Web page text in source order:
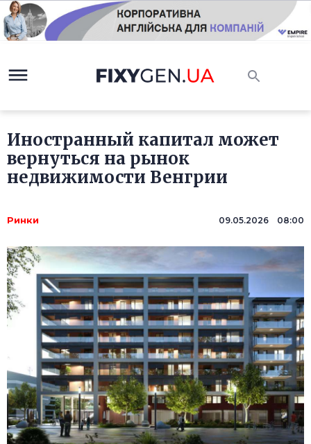
Иностранный капитал может
вернуться на рынок
недвижимости Венгрии
Ринки 09.05.2026 08:00